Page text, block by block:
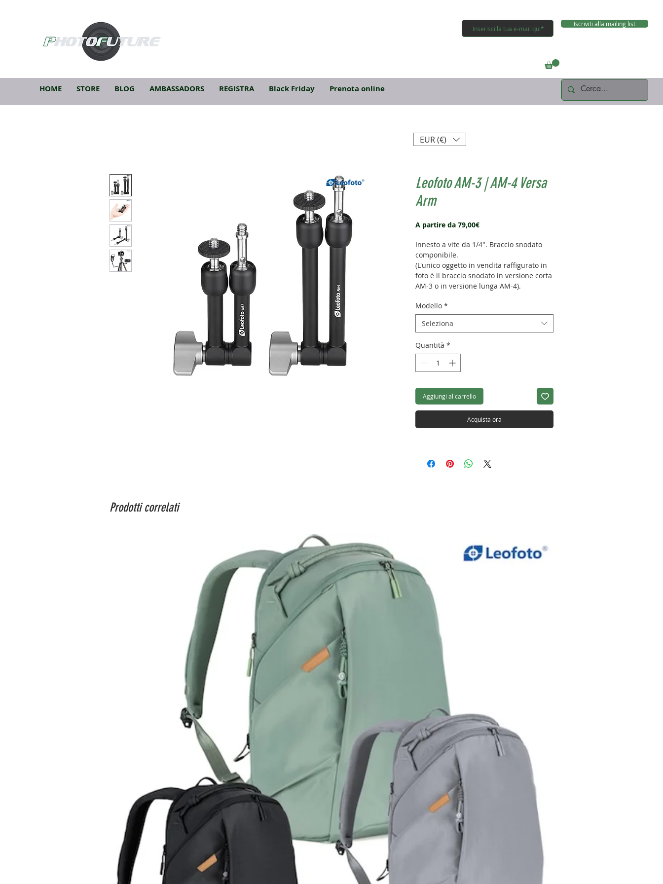
HOME STORE BLOG AMBASSADORS REGISTRA Black Friday Prenota online
Iscriviti alla mailing list
Leofoto AM-3 | AM-4 Versa
Arm
A partire da 79,00€Prezzo
Innesto a vite da 1/4". Braccio snodato
componibile.
(L'unico oggetto in vendita raffigurato in
foto è il braccio snodato in versione corta
AM-3 o in versione lunga AM-4).
AM-3:
Altezza: 54mm
Lunghezza da chiuso: 90mm
Altezza: 55mm
Peso: 166g
Modello *
Seleziona
Quantità *
Aggiungi al carrello
Acquista ora
EUR (€)
Prodotti correlati